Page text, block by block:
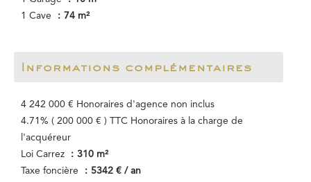
1 Cave
74 m²
Informations complémentaires
4 242 000 € Honoraires d'agence non inclus
4.71% ( 200 000 € ) TTC Honoraires à la charge de
l'acquéreur
Loi Carrez
310 m²
Taxe foncière
5342 € / an